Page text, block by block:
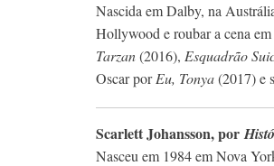
Nascida em Dalby, na
Hollywood e roubar a cena em
Tarzan(2016), Esquadrão
Oscar porEu, Tonya(2017) e
Scarlett Johansson, por
Nasceu em 1984 em Nova